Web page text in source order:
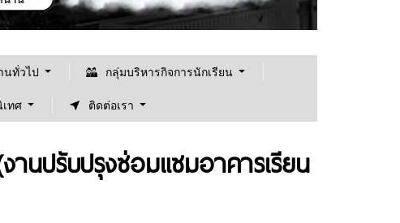
นทั่วไป กลุ่มบริหารกิจการนักเรียน
ทศ ติดต่อเรา
นปรับปรุงซ่อมแซมอาคารเรียน